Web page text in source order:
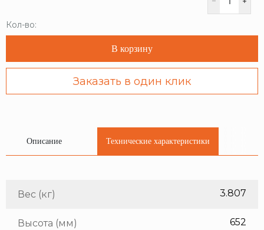
Кол-во:
В корзину
Заказать в один клик
Описание Технические характеристики
Вес (кг) 3.807
Высота (мм) 652